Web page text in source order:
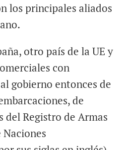
los principales aliados
otro país de la UE y
con
gobierno entonces de
de
del Registro de Armas